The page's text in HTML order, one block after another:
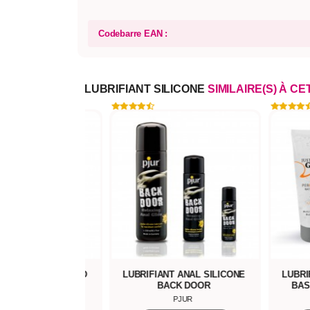
Codebarre EAN :
LUBRIFIANT SILICONE SIMILAIRE(S) À
SILICONE TOKO
LUBRIFIANT ANAL SILICONE
BACK DOOR
PJUR